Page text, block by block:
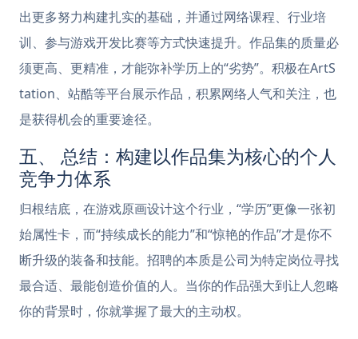
出更多努力构建扎实的基础，并通过网络课程、行业培
训、参与游戏开发比赛等方式快速提升。作品集的质量必
须更高、更精准，才能弥补学历上的“劣势”。积极在ArtS
tation、站酷等平台展示作品，积累网络人气和关注，也
是获得机会的重要途径。
五、 总结：构建以作品集为核心的个人
竞争力体系
归根结底，在游戏原画设计这个行业，“学历”更像一张初
始属性卡，而“持续成长的能力”和“惊艳的作品”才是你不
断升级的装备和技能。招聘的本质是公司为特定岗位寻找
最合适、最能创造价值的人。当你的作品强大到让人忽略
你的背景时，你就掌握了最大的主动权。